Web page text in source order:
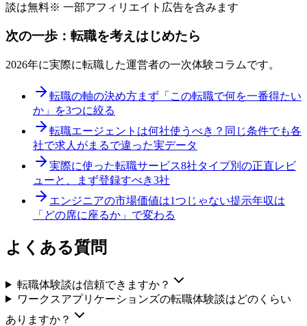
談は無料※ 一部アフィリエイト広告を含みます
次の一歩：転職を考えはじめたら
2026年に実際に転職した運営者の一次体験コラムです。
転職の軸の決め方まず「この転職で何を一番得たい
か」を3つに絞る
転職エージェントは何社使うべき？ 同じ条件でも各
社で求人がまるで違った実データ
実際に使った転職サービス8社タイプ別の正直レビ
ューと、まず登録すべき3社
エンジニアの市場価値は1つじゃない提示年収は
「どの席に座るか」で変わる
よくある質問
転職体験談は信頼できますか？
ワークスアプリケーションズの転職体験談はどのくらい
ありますか？